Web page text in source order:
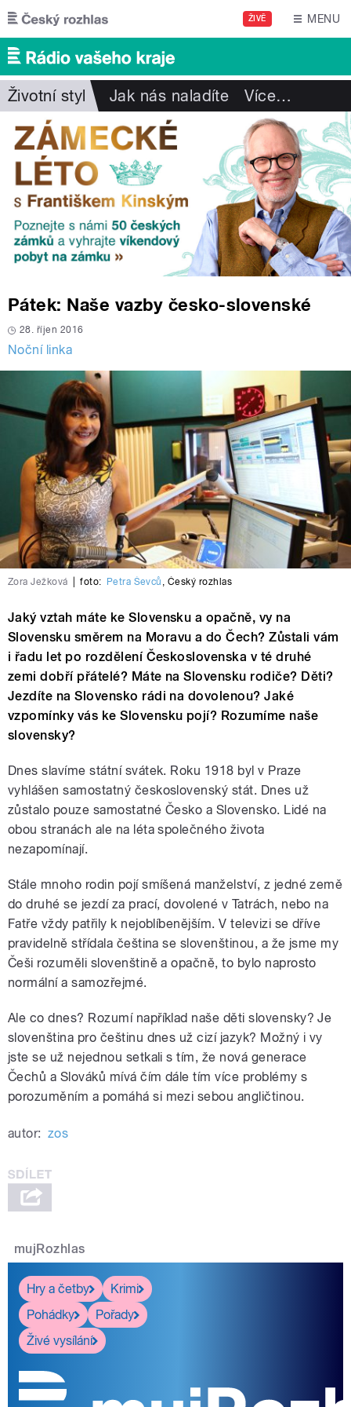
Přejít k hlavnímu obsahu
ŽIVĚ MENU
Životní styl Jak nás naladíte Více…
Pátek: Naše vazby česko-slovenské
28. říjen 2016
Noční linka
Zora Ježková foto: Petra Ševců , Český rozhlas
Jaký vztah máte ke Slovensku a opačně, vy na
Slovensku směrem na Moravu a do Čech? Zůstali vám
i řadu let po rozdělení Československa v té druhé
zemi dobří přátelé? Máte na Slovensku rodiče? Děti?
Jezdíte na Slovensko rádi na dovolenou? Jaké
vzpomínky vás ke Slovensku pojí? Rozumíme naše
slovensky?
Dnes slavíme státní svátek. Roku 1918 byl v Praze
vyhlášen samostatný československý stát. Dnes už
zůstalo pouze samostatné Česko a Slovensko. Lidé na
obou stranách ale na léta společného života
nezapomínají.
Stále mnoho rodin pojí smíšená manželství, z jedné země
do druhé se jezdí za prací, dovolené v Tatrách, nebo na
Fatře vždy patřily k nejoblíbenějším. V televizi se dříve
pravidelně střídala čeština se slovenštinou, a že jsme my
Češi rozuměli slovenštině a opačně, to bylo naprosto
normální a samozřejmé.
Ale co dnes? Rozumí například naše děti slovensky? Je
slovenština pro češtinu dnes už cizí jazyk? Možný i vy
jste se už nejednou setkali s tím, že nová generace
Čechů a Slováků mívá čím dále tím více problémy s
porozuměním a pomáhá si mezi sebou angličtinou.
autor: zos
mujRozhlas
Hry a četby
Krimi
Pohádky
Pořady
Živé vysílání